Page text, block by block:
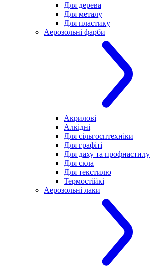
Для дерева
Для металу
Для пластику
Аерозольні фарби
Акрилові
Алкідні
Для cільгосптехніки
Для графіті
Для даху та профнастилу
Для скла
Для текстилю
Термостійкі
Аерозольні лаки